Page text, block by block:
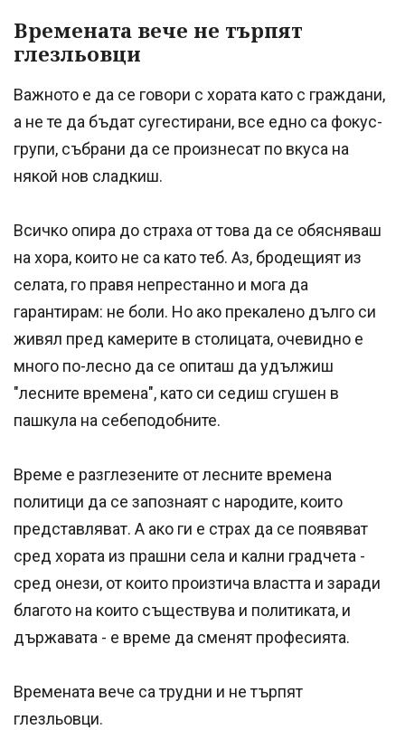
Времената вече не търпят
глезльовци
Важното е да се говори с хората като с граждани,
а не те да бъдат сугестирани, все едно са фокус-
групи, събрани да се произнесат по вкуса на
някой нов сладкиш.
Всичко опира до страха от това да се обясняваш
на хора, които не са като теб. Аз, бродещият из
селата, го правя непрестанно и мога да
гарантирам: не боли. Но ако прекалено дълго си
живял пред камерите в столицата, очевидно е
много по-лесно да се опиташ да удължиш
"лесните времена", като си седиш сгушен в
пашкула на себеподобните.
Време е разглезените от лесните времена
политици да се запознаят с народите, които
представляват. А ако ги е страх да се появяват
сред хората из прашни села и кални градчета -
сред онези, от които произтича властта и заради
благото на които съществува и политиката, и
държавата - е време да сменят професията.
Времената вече са трудни и не търпят
глезльовци.